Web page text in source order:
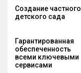
Создание частного
детского сада
Гарантированная
обеспеченность
всеми ключевыми
сервисами